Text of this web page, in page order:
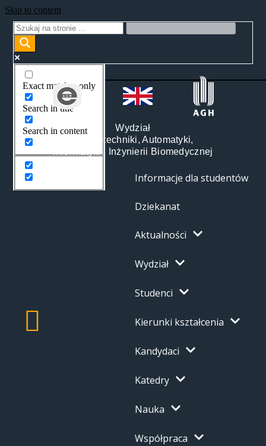
Skip to content
Exact matches only
Search in title
Search in content
Wydział
Elektrotechniki, Automatyki,
Informatyki i Inżynierii Biomedycznej
Informacje dla studentów
Dziekanat
Aktualności
Wydział
Studenci
Kierunki kształcenia
Kandydaci
Katedry
Nauka
Współpraca